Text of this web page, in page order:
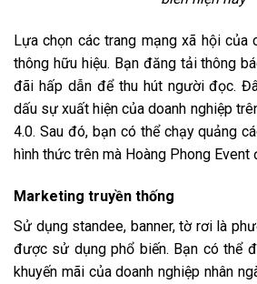
Lựa chọn các trang mạng xã hội của
thông hữu hiệu. Bạn đăng tải thông
đãi hấp dẫn để thu hút người đọc.
dấu sự xuất hiện của doanh nghiệp
4.0. Sau đó, bạn có thể chạy quảng
hình thức trên mà Hoàng Phong Event
Marketing truyền thống
Sử dụng standee, banner, tờ rơi là
được sử dụng phổ biến. Bạn có thể
khuyến mãi của doanh nghiệp nhân